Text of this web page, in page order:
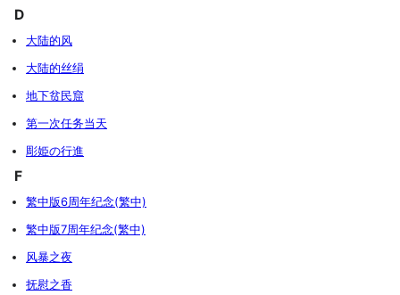
D
大陆的风
大陆的丝绢
地下贫民窟
第一次任务当天
彫姫の行進
F
繁中版6周年纪念(繁中)
繁中版7周年纪念(繁中)
风暴之夜
抚慰之香